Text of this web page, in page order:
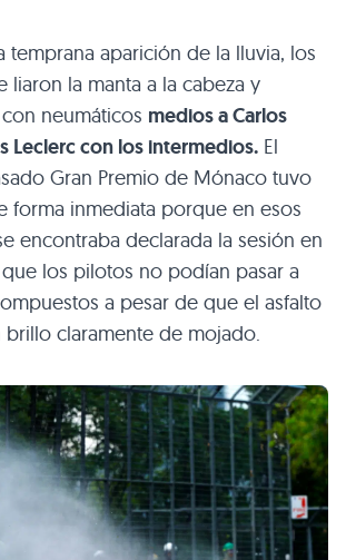
temprana aparición de la lluvia, los
liaron la manta a la cabeza y
neumáticos medios a Carlos
Leclerc con los intermedios. El
Gran Premio de Mónaco tuvo
forma inmediata porque en esos
encontraba declarada la sesión en
los pilotos no podían pasar a
a pesar de que el asfalto
brillo claramente de mojado.